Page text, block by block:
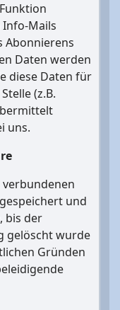
Mails
Abonnierens
Daten werden
diese Daten für
(z.B.
uns.
und
bis der
gelöscht wurde
Gründen